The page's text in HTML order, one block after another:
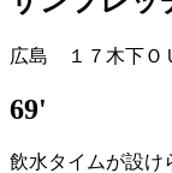
広島 １７木下Ｏ
69'
飲水タイムが設け